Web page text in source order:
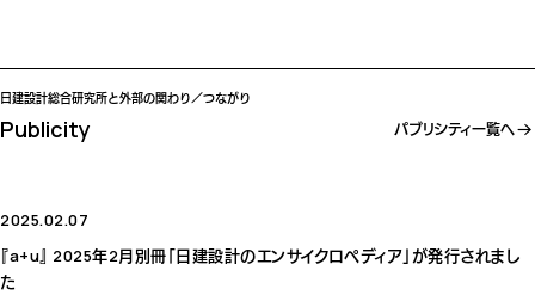
日建設計総合研究所と外部の関わり／つながり
Publicity パブリシティ一覧へ
2025.02.07
『a+u』 2025年2月別冊「日建設計のエンサイクロペディア」が発行されまし
た